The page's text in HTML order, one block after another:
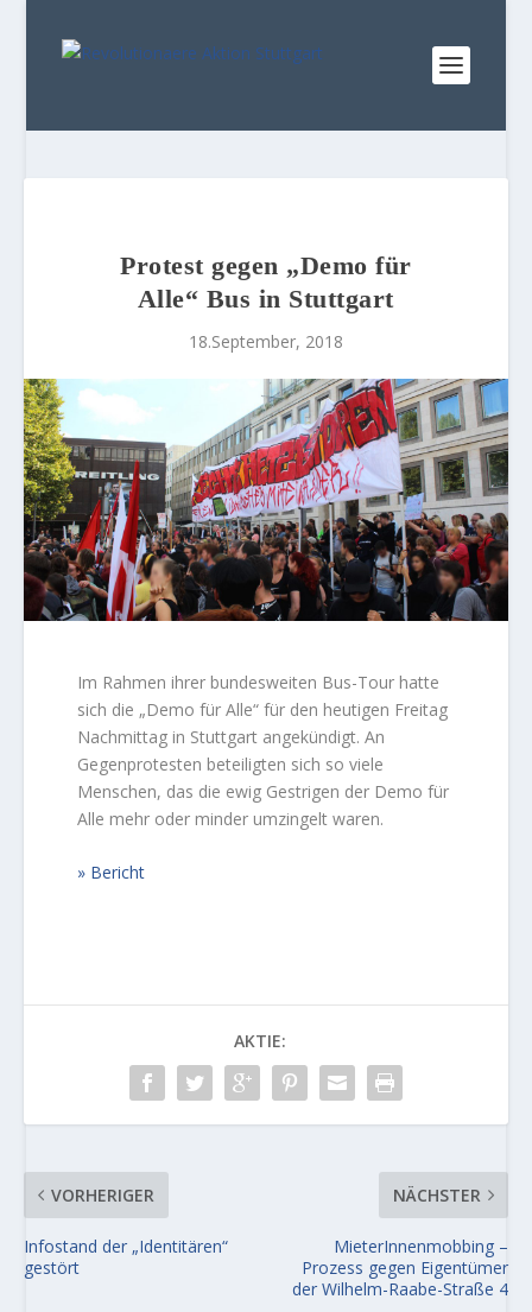
Protest gegen „Demo für
Alle“ Bus in Stuttgart
18.September, 2018
Im Rahmen ihrer bundesweiten Bus-Tour hatte
sich die „Demo für Alle“ für den heutigen Freitag
Nachmittag in Stuttgart angekündigt. An
Gegenprotesten beteiligten sich so viele
Menschen, das die ewig Gestrigen der Demo für
Alle mehr oder minder umzingelt waren.
Bericht
AKTIE:
VORHERIGER
Infostand der „Identitären“
gestört
NÄCHSTER
MieterInnenmobbing –
Prozess gegen Eigentümer
der Wilhelm-Raabe-Straße 4